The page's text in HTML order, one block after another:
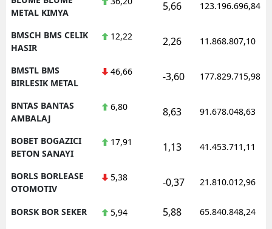
METAL KIMYA
5,66 123.196.696,84
BMSCH BMS CELIK
HASIR
12,22 2,26 11.868.807,10
BMSTL BMS
BIRLESIK METAL
46,66 -3,60 177.829.715,98
BNTAS BANTAS
AMBALAJ
6,80 8,63 91.678.048,63
BOBET BOGAZICI
BETON SANAYI
17,91 1,13 41.453.711,11
BORLS BORLEASE
OTOMOTIV
5,38 -0,37 21.810.012,96
BORSK BOR SEKER 5,94 5,88 65.840.848,24